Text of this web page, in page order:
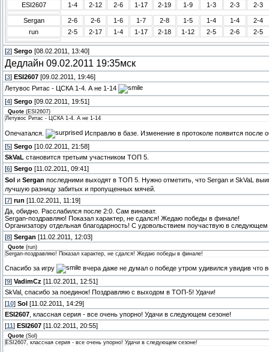
ESI2607
1-4 2-12 2-6 1-17 2-19 1-9 1-3 2-3 2-3
Sergan 2-6 2-6 1-6 1-7 2-8 1-5 1-4 1-4
2-4
run
2-5 2-17 1-4 1-17 2-18 1-12 2-5 2-6 2-5
[2] Sergo [08.02.2011, 13:40]
Дедлайн 09.02.2011 19:35мск
[3] ESI2607 [09.02.2011, 19:46]
Летувос Ритас - ЦСКА 1-4. А не 1-14
[4] Sergo [09.02.2011, 19:51]
Quote (ESI2607)
Летувос Ритас - ЦСКА 1-4. А не 1-14
Опечатался.
Исправлю в базе. Изменение в протоколе появится после
[5] Sergo [10.02.2011, 21:58]
SkVaL становится третьим участником ТОП 5.
[6] Sergo [11.02.2011, 09:41]
Sol и Sergan последними выходят в ТОП 5. Нужно отметить, что Sergan и SkVaL
лучшую разницу забитых и пропущенных мячей.
[7] run [11.02.2011, 11:19]
Да, обидно. Расслабился после 2:0. Сам виноват.
Sergan-поздравляю! Показал характер, не сдался! Жедаю победы в финале!
Организатору отдельная благодарность! С удовольствием поучаствую в следующем
[8] Sergan [11.02.2011, 12:03]
Quote (run)
Sergan-поздравляю! Показал характер, не сдался! Жедаю победы в финале!
Спасибо за игру
вчера даже не думал о победе утром удивился увидив что
[9] VadimCz [11.02.2011, 12:51]
SkVal, спасибо за поединок! Поздравляю с выходом в ТОП-5! Удачи!
[10] Sol [11.02.2011, 14:29]
ESI2607 , классная серия - все очень упорно! Удачи в следующем сезоне!
[11 ] ESI2607 [11.02.2011, 20:55]
Quote (Sol )
ESI2607, классная серия - все очень упорно! Удачи в следующем сезоне!